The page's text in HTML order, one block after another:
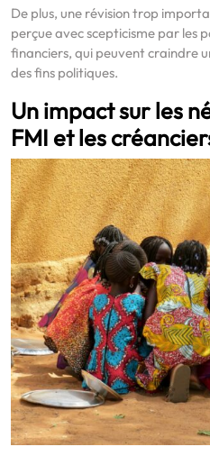
De plus, une révision trop
perçue avec scepticisme par les
financiers, qui peuvent craindre
des fins politiques.
Un impact sur les
FMI et les